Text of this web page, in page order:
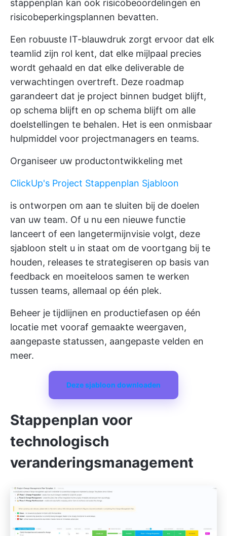
stappenplan kan ook risicobeoordelingen en
risicobeperkingsplannen bevatten.
Een robuuste IT-blauwdruk zorgt ervoor dat elk
teamlid zijn rol kent, dat elke mijlpaal precies
wordt gehaald en dat elke deliverable de
verwachtingen overtreft. Deze roadmap
garandeert dat je project binnen budget blijft,
op schema blijft en op schema blijft om alle
doelstellingen te behalen. Het is een onmisbaar
hulpmiddel voor projectmanagers en teams.
Organiseer uw productontwikkeling met
ClickUp's Project Stappenplan Sjabloon
is ontworpen om aan te sluiten bij de doelen
van uw team. Of u nu een nieuwe functie
lanceert of een langetermijnvisie volgt, deze
sjabloon stelt u in staat om de voortgang bij te
houden, releases te strategiseren op basis van
feedback en moeiteloos samen te werken
tussen teams, allemaal op één plek.
Beheer je tijdlijnen en productiefasen op één
locatie met vooraf gemaakte weergaven,
aangepaste statussen, aangepaste velden en
meer.
Deze sjabloon downloaden
Stappenplan voor
technologisch
veranderingsmanagement